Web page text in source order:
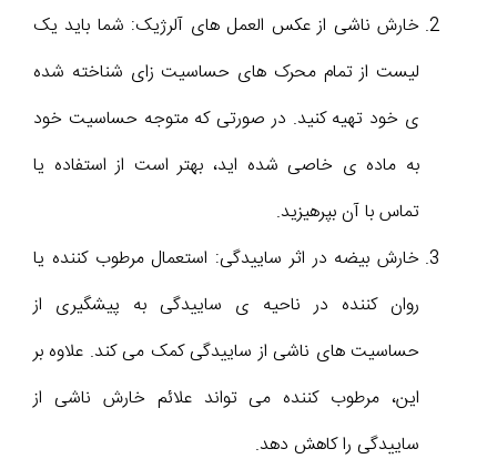
خارش ناشی از عکس العمل های آلرژیک: شما باید یک
لیست از تمام محرک های حساسیت زای شناخته شده
ی خود تهیه کنید. در صورتی که متوجه حساسیت خود
به ماده ی خاصی شده اید، بهتر است از استفاده یا
تماس با آن بپرهیزید.
خارش بیضه در اثر ساییدگی: استعمال مرطوب کننده یا
روان کننده در ناحیه ی ساییدگی به پیشگیری از
حساسیت های ناشی از ساییدگی کمک می کند. علاوه بر
این، مرطوب کننده می تواند علائم خارش ناشی از
ساییدگی را کاهش دهد.